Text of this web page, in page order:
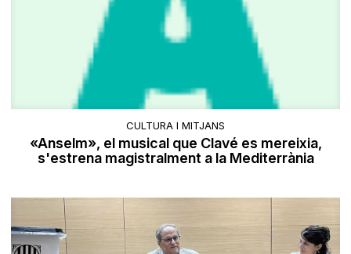
CULTURA I MITJANS
«Anselm», el musical que Clavé es mereixia,
s'estrena magistralment a la Mediterrània